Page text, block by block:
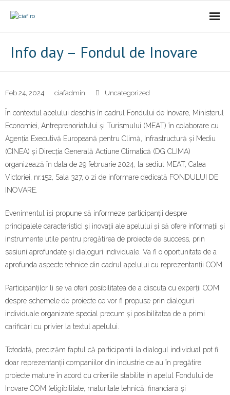
- Prezentare
- Misiune
- Cariere
- Comunicat
Firme incubate
SAL
Info day – Fondul de Inovare
Feb 24, 2024 ciafadmin Uncategorized
În contextul apelului deschis în cadrul Fondului de Inovare, Ministerul
Economiei, Antreprenoriatului și Turismului (MEAT) în colaborare cu
Agenția Executivă Europeană pentru Climă, Infrastructură și Mediu
(CINEA) și Direcția Generală Acțiune Climatică (DG CLIMA)
organizează în data de 29 februarie 2024, la sediul MEAT, Calea
Victoriei, nr.152, Sala 327, o zi de informare dedicată FONDULUI DE
INOVARE.
Evenimentul își propune să informeze participanții despre
principalele caracteristici și inovații ale apelului și să ofere informații și
instrumente utile pentru pregătirea de proiecte de success, prin
sesiuni aprofundate și dialoguri individuale. Va fi o oportunitate de a
aprofunda aspecte tehnice din cadrul apelului cu reprezentanții COM.
Participanților li se va oferi posibilitatea de a discuta cu experții COM
despre schemele de proiecte ce vor fi propuse prin dialoguri
individuale organizate special precum și posibilitatea de a primi
carificări cu privier la textul apelului.
Totodată, precizăm faptul că participantii la dialogul individual pot fi
doar reprezentanții companiilor din industrie ce au în pregătire
proiecte mature în acord cu criteriile stabilite in apelul Fondului de
Inovare COM (eligibilitate, maturitate tehnică, financiară și